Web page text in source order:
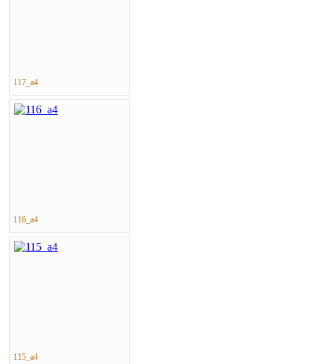
117_a4
116_a4
115_a4